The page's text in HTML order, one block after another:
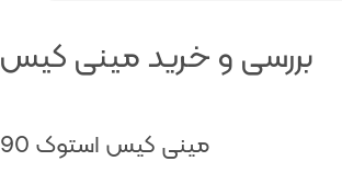
بررسی و خرید مینی کیس Dell-OptiPlex 390
مینی کیس استوک Dell-OptiPlex 390